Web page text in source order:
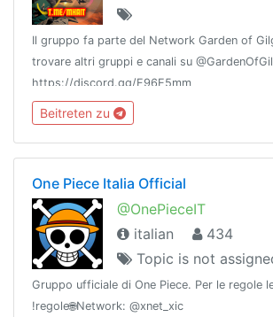
Il gruppo fa parte del Network Garden of
trovare altri gruppi e canali su
https://discord.gg/F96E5mm
Beitreten zu
One Piece Italia Official
@OnePieceIT
italian
434
Topic is not
Gruppo ufficiale di One Piece. Per le regole
!regole🌐Network: @xnet_xic